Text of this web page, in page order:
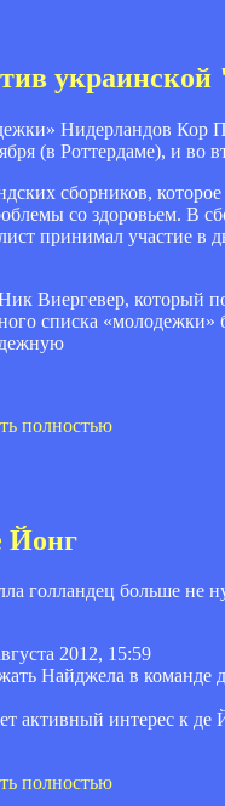
Нидерландов
(в Роттердаме), и во
сборников,
со здоровьем.
принимал участие в
Виергевер, который
списка
полностью
Йонг
голландец больше не
2012, 15:59
Найджела в команде
активный интерес к де
полностью